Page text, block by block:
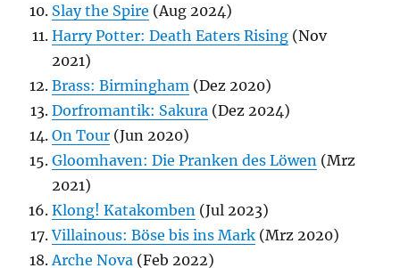
Slay the Spire (Aug 2024)
Harry Potter: Death Eaters Rising (Nov
2021)
Brass: Birmingham (Dez 2020)
Dorfromantik: Sakura (Dez 2024)
On Tour (Jun 2020)
Gloomhaven: Die Pranken des Löwen (Mrz
2021)
Klong! Katakomben (Jul 2023)
Villainous: Böse bis ins Mark (Mrz 2020)
Arche Nova (Feb 2022)